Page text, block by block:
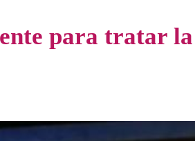
para tratar la